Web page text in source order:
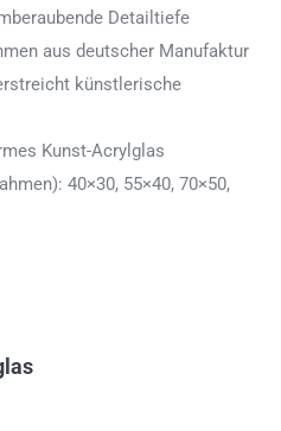
Detailtiefe
aus deutscher Manufaktur
künstlerische
Kunst-Acrylglas
40×30, 55×40, 70×50,